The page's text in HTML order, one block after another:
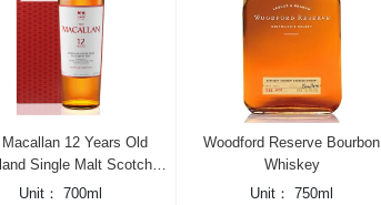
12 Years Old
Single Malt Scotch
Whisky, Sherry Oak Cask
Unit：
700ml
Woodford Reserve Bourbon
Whiskey
Unit：
750ml